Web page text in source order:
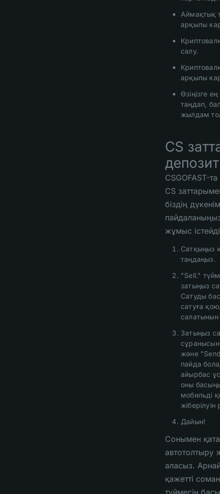
Аймақтық
арқылы
салу.
арқылы
Өзіңізге
таңдап,
жылдам
CS
CSGOFAST-
CS
біздің
жұмыс
Сатқыңыз
таңдаңыз.
"Sell."
затыңыз
Сатуды
сатуға
салатынын
Затыңыз
және
пайда
айырбас
оны
мобильді
Дайын!
Сонымен
автотолтыру
аласыз.
қажетті
түймесін